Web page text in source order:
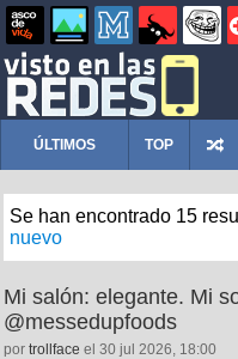
ÚLTIMOS TOP
Se han encontrado 15
nuevo
Mi salón: elegante. Mi
@messedupfoods
por trollface el 30 jul 2026, 18:00